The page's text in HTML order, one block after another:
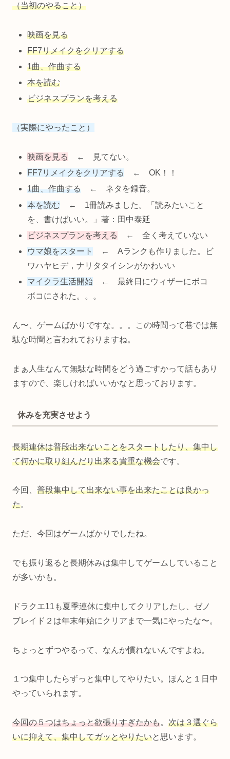
（当初のやること）
映画を見る
FF7リメイクをクリアする
1曲、作曲する
本を読む
ビジネスプランを考える
（実際にやったこと）
映画を見る
← 見てない。
FF7リメイクをクリアする
← OK！！
1曲、作曲する ← ネタを録音。
本を読む ← 1冊読みました。「読みたいこと
を、書けばいい。」著：田中泰延
ビジネスプランを考える
← 全く考えていない
ウマ娘をスタート
← Aランクも作りました。ビ
ワハヤヒデ，ナリタタイシンがかわいい
マイクラ生活開始 ← 最終日にウィザーにボコ
ボコにされた。。。
ん〜、ゲームばかりですな。。。この時間って巷では無
駄な時間と言われておりますね。
まぁ人生なんて無駄な時間をどう過ごすかって話もあり
ますので、楽しければいいかなと思っております。
休みを充実させよう
長期連休は普段出来ないことをスタートしたり、集中し
て何かに取り組んだり出来る貴重な機会です。
今回、 普段集中して出来ない事を出来たことは良かっ
た。
ただ、今回はゲームばかりでしたね。
でも振り返ると長期休みは集中してゲームしていること
が多いかも。
ドラクエ11も夏季連休に集中してクリアしたし、ゼノ
ブレイド２は年末年始にクリアまで一気にやったな〜。
ちょっとずつやるって、なんか慣れないんですよね。
１つ集中したらずっと集中してやりたい。ほんと１日中
やっていられます。
今回の５つはちょっと欲張りすぎたかも。 次は３選ぐら
いに抑えて、集中してガッとやりたいと思います。